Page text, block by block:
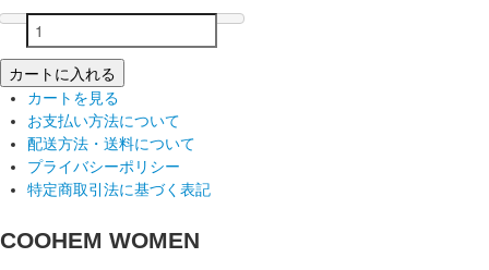
カートに入れる
カートを見る
お支払い方法について
配送方法・送料について
プライバシーポリシー
特定商取引法に基づく表記
COOHEM WOMEN